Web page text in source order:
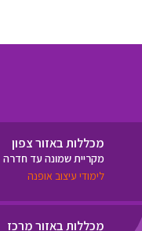
מכללות באזור צפון
מקריית שמונה עד חדרה
לימודי עיצוב אופנה
מכללות באזור מרכז